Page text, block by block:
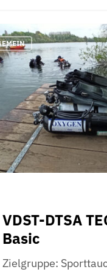
VDST-DTSA
Basic
Zielgruppe: